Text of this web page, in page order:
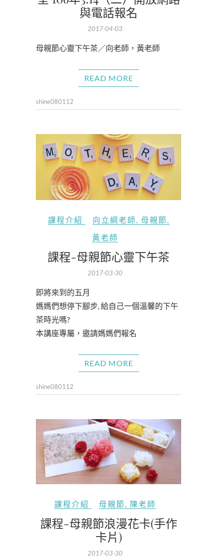
與電話報名
2017-04-03
母親節心靈下午茶／向老師，黃老師
READ MORE
shine080112
課程介紹 向立綱老師 母親節
黃老師
課程-母親節心靈下午茶
2017-03-30
即將來到的五月
媽媽們想停下腳步, 給自己一個溫馨的下午
茶時光嗎?
本講座專屬，邀請媽媽們報名
READ MORE
shine080112
課程介紹 母親節, 陳老師
課程-母親節浪漫花卡(手作
卡片)
2017-03-30